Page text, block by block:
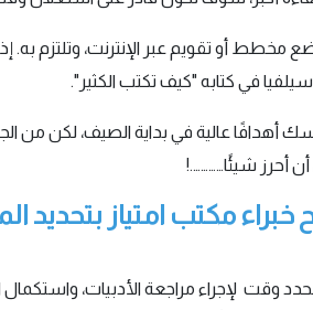
مخطط أو تقويم عبر الإنترنت، وتلتزم
في كتابه "كيف تكتب الكثير".
عالية في بداية الصيف، لكن من
أحرز شيئًا………….!
مكتب امتياز بتحديد
وقت لإجراء مراجعة الأدبيات، واستكمال